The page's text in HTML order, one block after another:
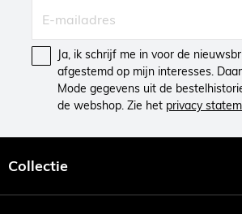
Ja, ik schrijf me in voor de
afgestemd op mijn interesses.
Mode gegevens uit de
de webshop. Zie het privacy
Collectie